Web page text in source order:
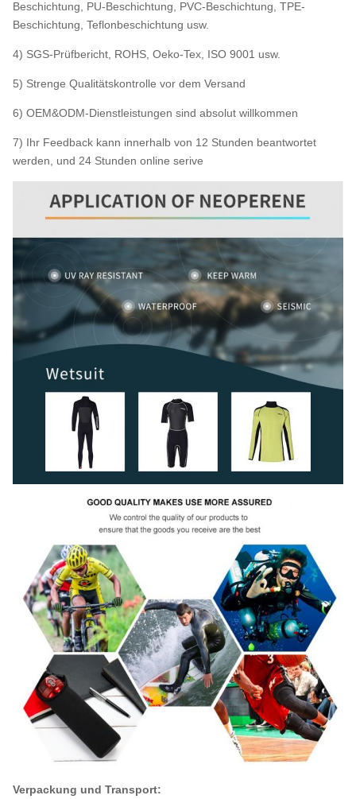
Beschichtung, PU-Beschichtung, PVC-Beschichtung, TPE-
Beschichtung, Teflonbeschichtung usw.
4) SGS-Prüfbericht, ROHS, Oeko-Tex, ISO 9001 usw.
5) Strenge Qualitätskontrolle vor dem Versand
6) OEM&ODM-Dienstleistungen sind absolut willkommen
7) Ihr Feedback kann innerhalb von 12 Stunden beantwortet
werden, und 24 Stunden online serive
Verpackung und Transport: